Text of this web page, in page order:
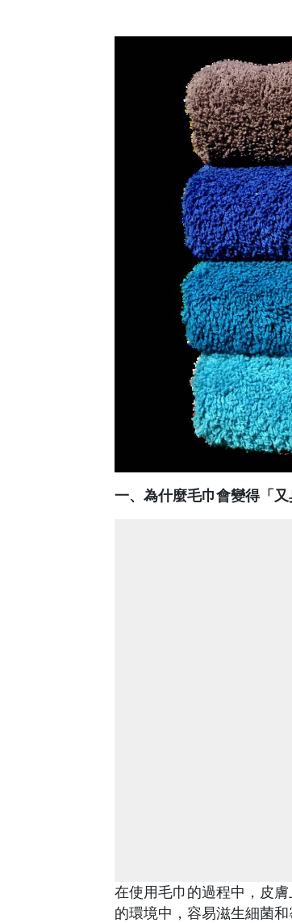
一、為什麼毛巾會變得「又
在使用毛巾的過程中，皮
的環境中，容易滋生細菌